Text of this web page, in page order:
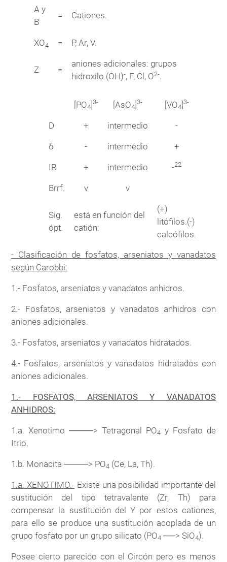
A y
B
= Cationes.
XO4 = P, Ar, V.
Z =
aniones adicionales: grupos
hidroxilo (OH)-, F, Cl, O2-.
[PO4]3- [AsO4]3- [VO4]3-
D + intermedio -
δ - intermedio +
IR + intermedio -22
Brrf. v v
Sig.
ópt.
está en función del
catión:
(+)
litófilos.(-)
calcófilos.
- Clasificación de fosfatos, arseniatos y vanadatos
según Carobbi:
1.- Fosfatos, arseniatos y vanadatos anhidros.
2.- Fosfatos, arseniatos y vanadatos anhidros con
aniones adicionales.
3.- Fosfatos, arseniatos y vanadatos hidratados.
4.- Fosfatos, arseniatos y vanadatos hidratados con
aniones adicionales.
1.- FOSFATOS, ARSENIATOS Y VANADATOS
ANHIDROS:
1.a. Xenotimo ────> Tetragonal PO4 y Fosfato de
Itrio.
1.b. Monacita ────> PO4 (Ce, La, Th).
1.a. XENOTIMO.-Existe una posibilidad importante del
sustitución del tipo tetravalente (Zr, Th) para
compensar la sustitución del Y por estos cationes,
para ello se produce una sustitución acoplada de un
grupo fosfato por un grupo silicato (PO4 ──> SiO4).
Posee cierto parecido con el Circón pero es menos